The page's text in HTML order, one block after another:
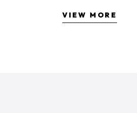
VIEW MORE